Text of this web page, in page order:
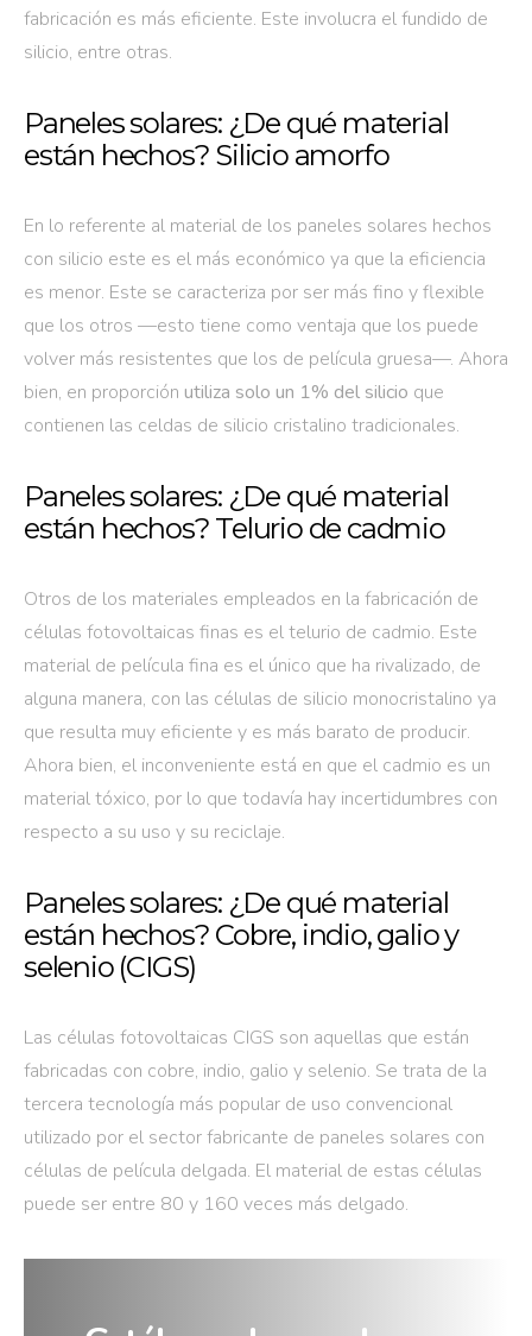
fabricación es más eficiente. Este involucra el fundido de
silicio, entre otras.
Paneles solares: ¿De qué material
están hechos? Silicio amorfo
En lo referente al material de los paneles solares hechos
con silicio este es el más económico ya que la eficiencia
es menor. Este se caracteriza por ser más fino y flexible
que los otros —esto tiene como ventaja que los puede
volver más resistentes que los de película gruesa—. Ahora
bien, en proporción utiliza solo un 1% del silicio que
contienen las celdas de silicio cristalino tradicionales.
Paneles solares: ¿De qué material
están hechos? Telurio de cadmio
Otros de los materiales empleados en la fabricación de
células fotovoltaicas finas es el telurio de cadmio. Este
material de película fina es el único que ha rivalizado, de
alguna manera, con las células de silicio monocristalino ya
que resulta muy eficiente y es más barato de producir.
Ahora bien, el inconveniente está en que el cadmio es un
material tóxico, por lo que todavía hay incertidumbres con
respecto a su uso y su reciclaje.
Paneles solares: ¿De qué material
están hechos? Cobre, indio, galio y
selenio (CIGS)
Las células fotovoltaicas CIGS son aquellas que están
fabricadas con cobre, indio, galio y selenio. Se trata de la
tercera tecnología más popular de uso convencional
utilizado por el sector fabricante de paneles solares con
células de película delgada. El material de estas células
puede ser entre 80 y 160 veces más delgado.